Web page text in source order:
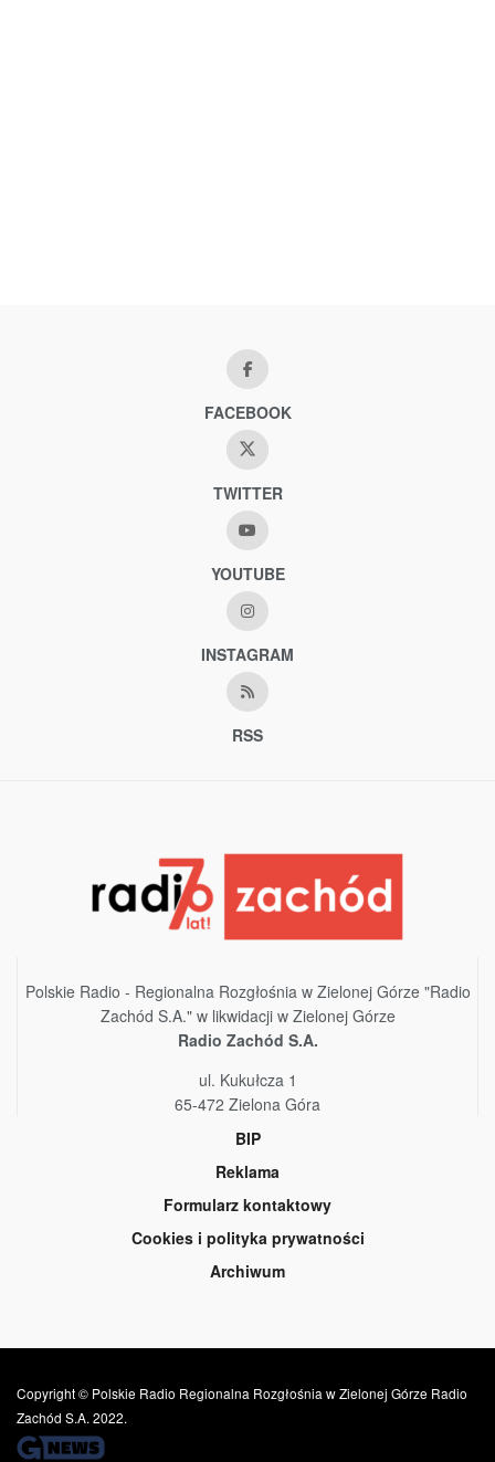
FACEBOOK
TWITTER
YOUTUBE
INSTAGRAM
RSS
Polskie Radio - Regionalna Rozgłośnia w Zielonej Górze "Radio
Zachód S.A." w likwidacji w Zielonej Górze
Radio Zachód S.A.
ul. Kukułcza 1
65-472 Zielona Góra
BIP
Reklama
Formularz kontaktowy
Cookies i polityka prywatności
Archiwum
Copyright © Polskie Radio Regionalna Rozgłośnia w Zielonej Górze Radio
Zachód S.A. 2022.